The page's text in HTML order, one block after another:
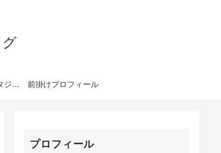
みやもとダンススタジオ札幌 前掛けプロフィール
プロフィール